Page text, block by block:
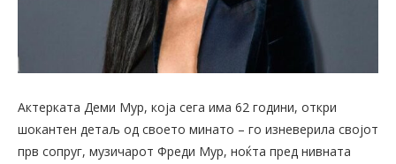
Актерката Деми Мур, која сега има 62 години, откри
шокантен детаљ од своето минато – го изневерила својот
прв сопруг, музичарот Фреди Мур, ноќта пред нивната